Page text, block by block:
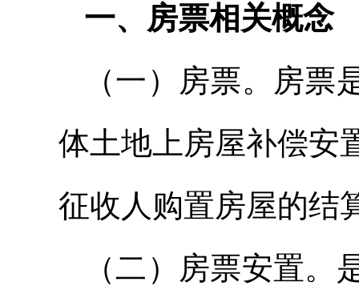
一、房票相关概念
（一）房票。房
体土地上房屋补偿安
征收人购置房屋的结
（二）房票安置